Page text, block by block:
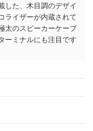
した、木目調のデザイ
ライザーが内蔵されて
太のスピーカーケーブ
ーミナルにも注目です